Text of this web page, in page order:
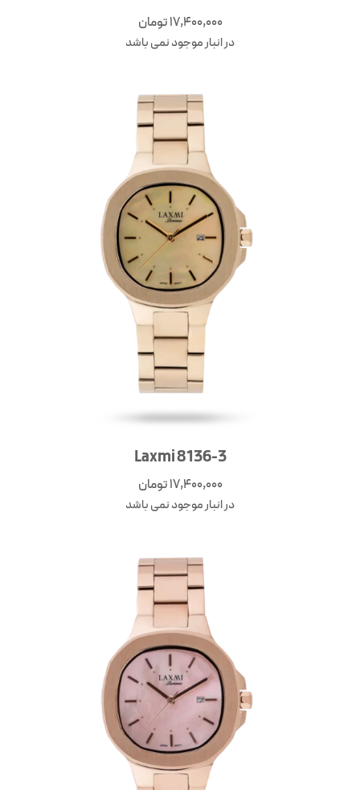
17,400,000تومان
در انبار موجود نمی باشد
Laxmi 8136-3
17,400,000تومان
در انبار موجود نمی باشد